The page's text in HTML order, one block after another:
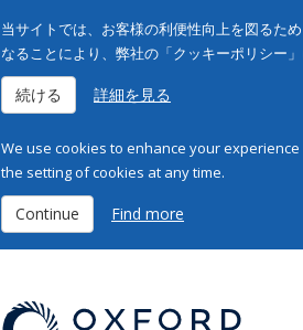
当サイトでは、お客様の利便性向上を図るた
なることにより、弊社の「クッキーポリシー
続ける 詳細を見る
We use cookies to enhance your
the setting of cookies at any time.
Continue Find more